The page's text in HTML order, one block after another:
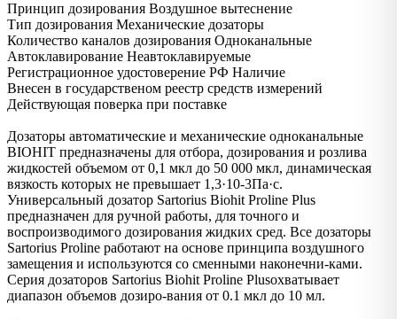
Принцип дозирования Воздушное вытеснение
Тип дозирования Механические дозаторы
Количество каналов дозирования Одноканальные
Автоклавирование Неавтоклавируемые
Регистрационное удостоверение РФ Наличие
Внесен в государственом реестр средств измерений
Действующая поверка при поставке
Дозаторы автоматические и механические одноканальные
BIOHIT предназначены для отбора, дозирования и розлива
жидкостей объемом от 0,1 мкл до 50 000 мкл, динамическая
вязкость которых не превышает 1,3·10-3Па·с.
Универсальный дозатор Sartorius Biohit Proline Plus
предназначен для ручной работы, для точного и
воспроизводимого дозирования жидких сред. Все дозаторы
Sartorius Proline работают на основе принципа воздушного
замещения и используются со сменными наконечни-ками.
Серия дозаторов Sartorius Biohit Proline Plusохватывает
диапазон объемов дозиро-вания от 0.1 мкл до 10 мл.